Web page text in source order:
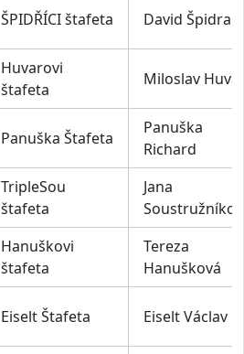
ŠPIDŘÍCI štafeta David Špidra
Huvarovi
štafeta
Miloslav
Panuška Štafeta
Panuška
Richard
TripleSou
štafeta
Jana
Hanuškovi
štafeta
Tereza
Hanušková
Eiselt Štafeta Eiselt Václav